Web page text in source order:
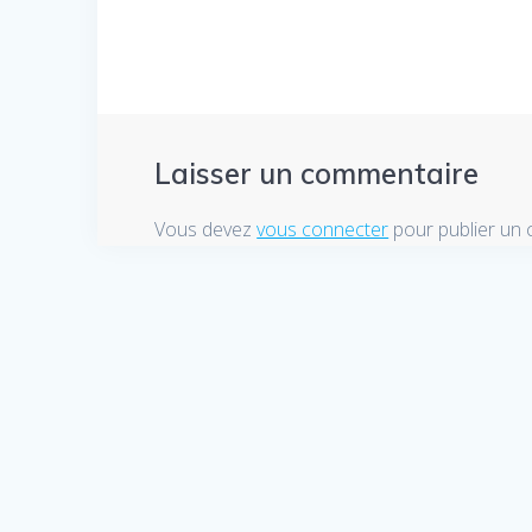
Laisser un commentaire
Vous devezvous connecter pour publier un